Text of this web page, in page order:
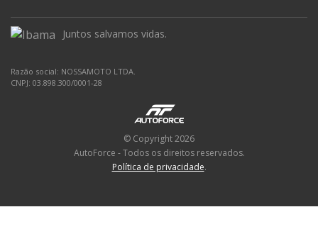
Juntos salvamos vidas.
Razão social: NOSSAMOTO LTDA.
CNPJ: 03.898.300/0001-28
© Copyright 2026
AutoForce - Todos os direitos reservados.
Política de privacidade.